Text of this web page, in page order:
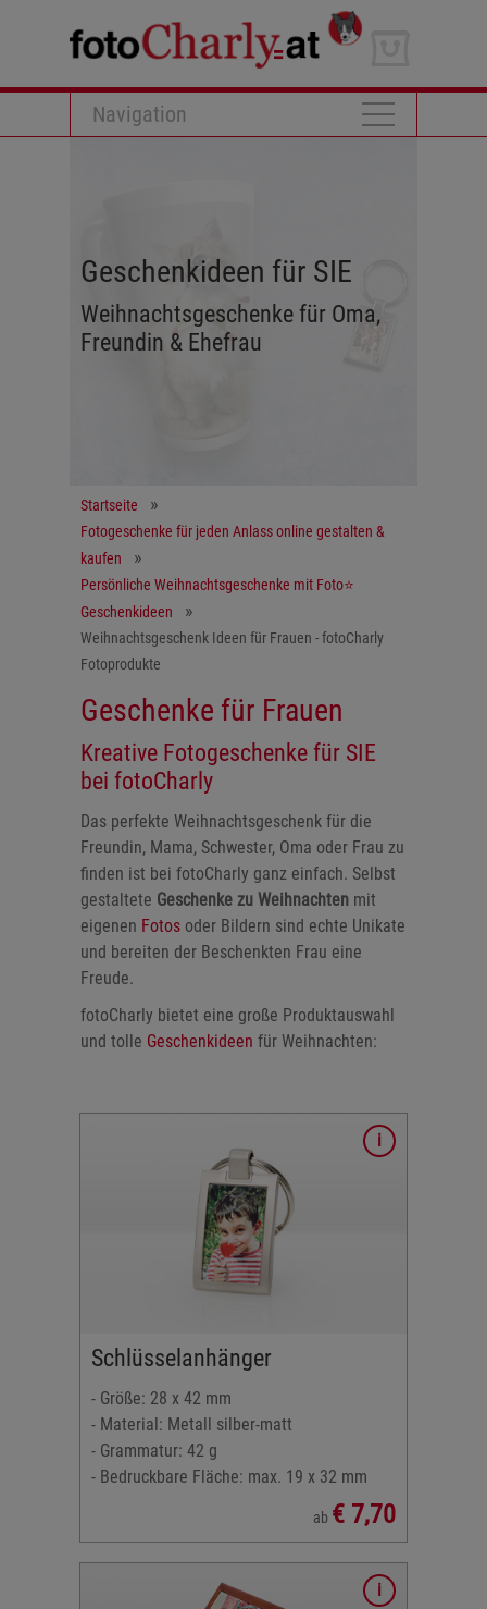
Navigation
Geschenkideen für SIE
Weihnachtsgeschenke für Oma,
Freundin & Ehefrau
Startseite
Fotogeschenke für jeden Anlass online gestalten &
kaufen
Persönliche Weihnachtsgeschenke mit Foto⭐
Geschenkideen
Weihnachtsgeschenk Ideen für Frauen - fotoCharly
Fotoprodukte
Geschenke für Frauen
Kreative Fotogeschenke für SIE
bei fotoCharly
Das perfekte Weihnachtsgeschenk für die
Freundin, Mama, Schwester, Oma oder Frau zu
finden ist bei fotoCharly ganz einfach. Selbst
gestaltete Geschenke zu Weihnachten mit
eigenen Fotos oder Bildern sind echte Unikate
und bereiten der Beschenkten Frau eine
Freude.
fotoCharly bietet eine große Produktauswahl
und tolle Geschenkideen für Weihnachten:
Schlüsselanhänger
- Größe: 28 x 42 mm
- Material: Metall silber-matt
- Grammatur: 42 g
- Bedruckbare Fläche: max. 19 x 32 mm
ab € 7,70